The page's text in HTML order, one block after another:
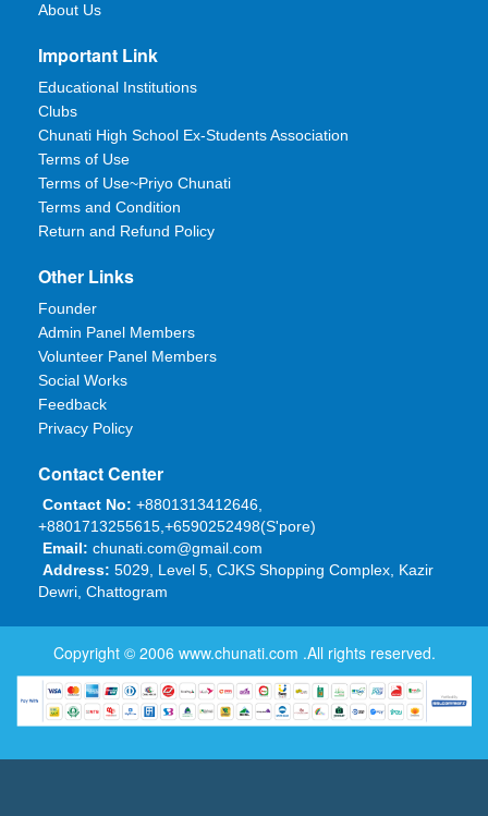
About Us
Important Link
Educational Institutions
Clubs
Chunati High School Ex-Students Association
Terms of Use
Terms of Use~Priyo Chunati
Terms and Condition
Return and Refund Policy
Other Links
Founder
Admin Panel Members
Volunteer Panel Members
Social Works
Feedback
Privacy Policy
Contact Center
Contact No: +8801313412646,
+8801713255615,+6590252498(S'pore)
Email: chunati.com@gmail.com
Address: 5029, Level 5, CJKS Shopping Complex, Kazir
Dewri, Chattogram
Copyright © 2006 www.chunati.com .All rights reserved.